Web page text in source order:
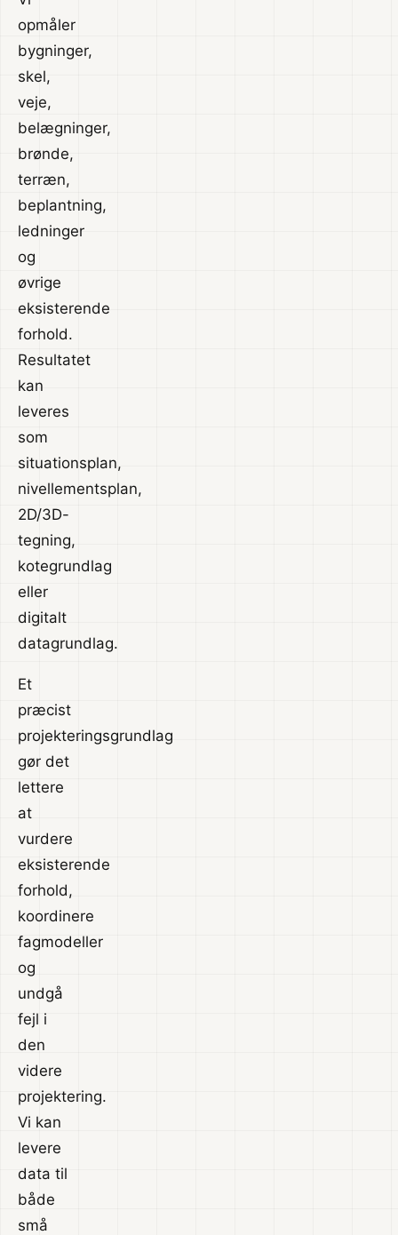
opmåler
bygninger,
skel,
veje,
belægninger,
brønde,
terræn,
beplantning,
ledninger
og
øvrige
eksisterende
forhold.
Resultatet
kan
leveres
som
situationsplan,
nivellementsplan,
2D/3D-
tegning,
kotegrundlag
eller
digitalt
datagrundlag.
Et
præcist
projekteringsgrundlag
gør det
lettere
at
vurdere
eksisterende
forhold,
koordinere
fagmodeller
og
undgå
fejl i
den
videre
projektering.
Vi kan
levere
data til
både
små